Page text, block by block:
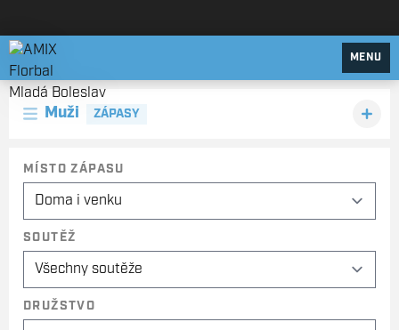
AMIX Florbal Mladá Boleslav
MENU
Muži ZÁPASY
MÍSTO ZÁPASU
SOUTĚŽ
DRUŽSTVO